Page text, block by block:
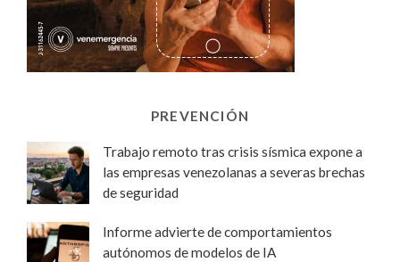
PREVENCIÓN
Trabajo remoto tras crisis sísmica expone a
las empresas venezolanas a severas brechas
de seguridad
Informe advierte de comportamientos
autónomos de modelos de IA